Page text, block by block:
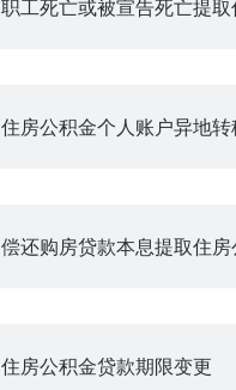
职工死亡或被宣告死亡提
住房公积金个人账户异地转
偿还购房贷款本息提取住房
住房公积金贷款期限变更